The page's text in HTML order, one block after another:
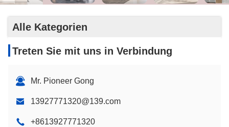
Alle Kategorien
Treten Sie mit uns in Verbindung
Mr. Pioneer Gong
13927771320@139.com
+8613927771320